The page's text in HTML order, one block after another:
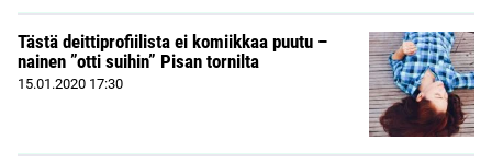
Tästä deittiprofiilista ei komiikkaa puutu –
nainen ”otti suihin” Pisan tornilta
15.01.2020 17:30